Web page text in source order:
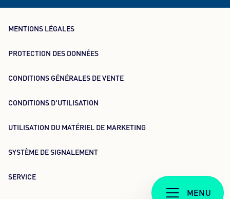
MENU
MENTIONS LÉGALES
PROTECTION DES DONNÉES
CONDITIONS GÉNÉRALES DE VENTE
CONDITIONS D'UTILISATION
UTILISATION DU MATÉRIEL DE MARKETING
SYSTÈME DE SIGNALEMENT
SERVICE